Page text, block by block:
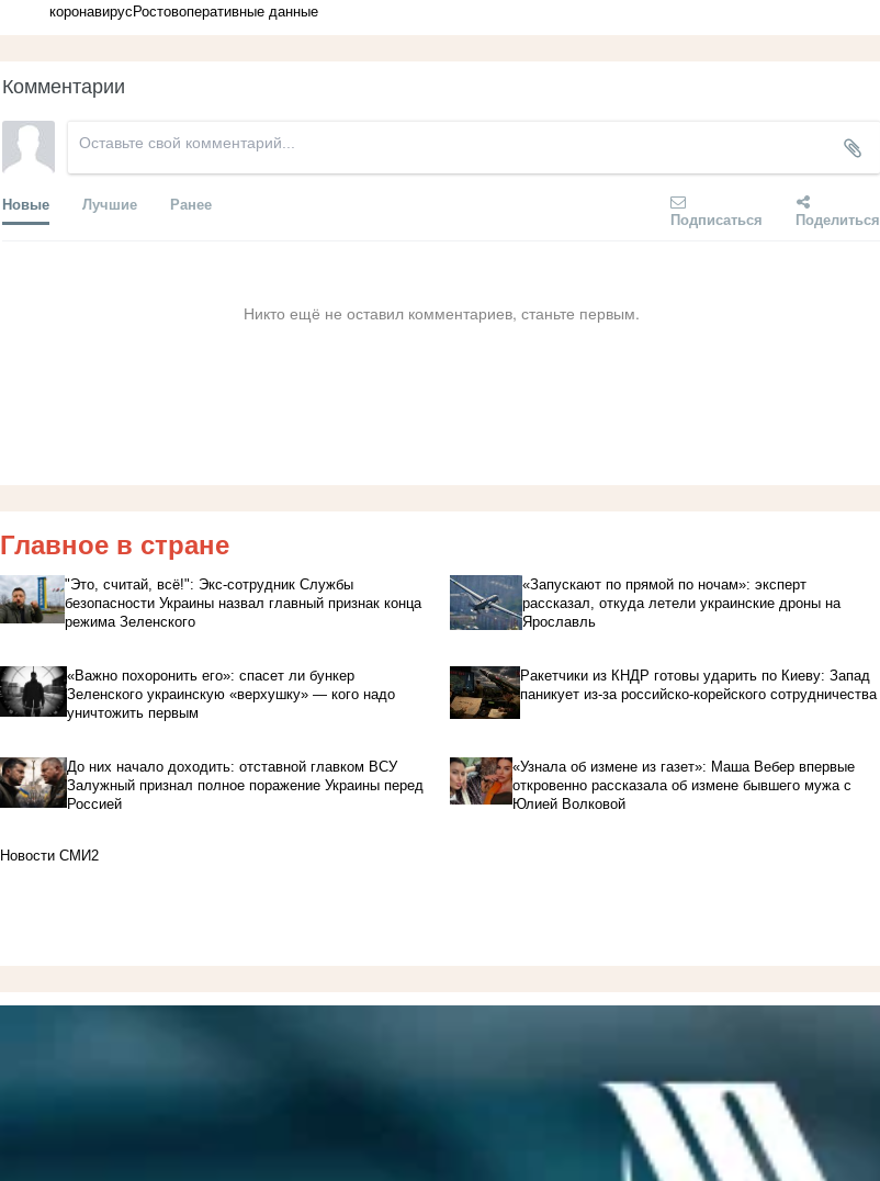
коронавирусРостовоперативные данные
Комментарии
Новые Лучшие Ранее
Подписаться Поделиться
Никто ещё не оставил комментариев, станьте первым.
Главное в стране
"Это, считай, всё!": Экс-сотрудник Службы
безопасности Украины назвал главный признак конца
режима Зеленского
«Запускают по прямой по ночам»: эксперт
рассказал, откуда летели украинские дроны на
Ярославль
«Важно похоронить его»: спасет ли бункер
Зеленского украинскую «верхушку» — кого надо
уничтожить первым
Ракетчики из КНДР готовы ударить по Киеву: Запад
паникует из-за российско-корейского сотрудничества
До них начало доходить: отставной главком ВСУ
Залужный признал полное поражение Украины перед
Россией
«Узнала об измене из газет»: Маша Вебер впервые
откровенно рассказала об измене бывшего мужа с
Юлией Волковой
Новости СМИ2